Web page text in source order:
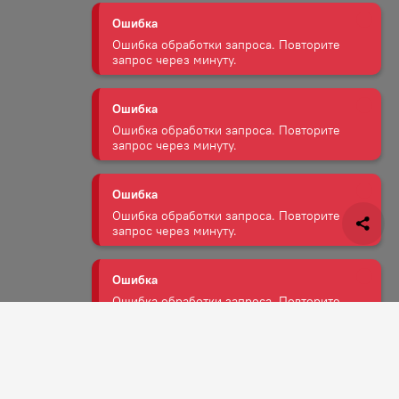
Ошибка обработки запроса. Повторите
запрос через минуту.
Ошибка
Ошибка обработки запроса. Повторите
запрос через минуту.
Ошибка
Ошибка обработки запроса. Повторите
запрос через минуту.
Ошибка
Ошибка обработки запроса. Повторите
запрос через минуту.